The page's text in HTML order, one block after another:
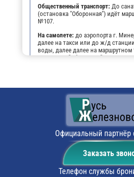
Общественный транспорт: До
(остановка "Оборонная") идёт
№107.
На самолете: до аэропорта г.
далее на такси или до ж/д
воды, далее далее на
остановки "Оборонная".
навигатором. По прибытию будет
оставить автомобиль на парковке
до ж/д вокзала г.
далее на маршрутном такси №107
"Оборонная".
Официальный партнёр
Заказать
Телефон службы